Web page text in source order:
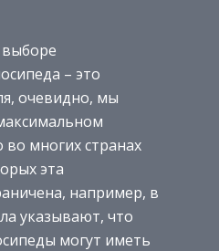
– это
очевидно, мы
многих странах
эта
например, в
указывают, что
могут иметь